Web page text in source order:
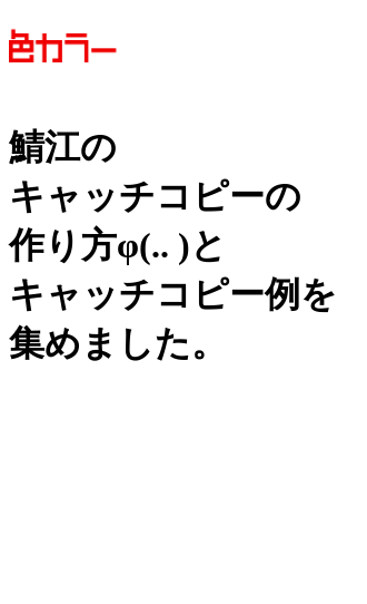
鯖江の
キャッチコピーの
作り方φ(.. )と
キャッチコピー例を
集めました。